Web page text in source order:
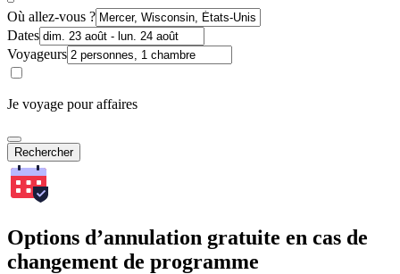
Où allez-vous ?
Dates
Voyageurs
Je voyage pour affaires
Rechercher
Options d’annulation gratuite en cas de
changement de programme